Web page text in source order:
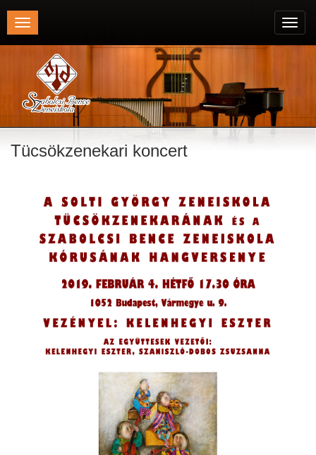
Toggle
navigation
Tücsökzenekari koncert